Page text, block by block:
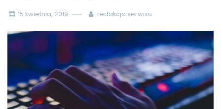
15 kwietnia, 2019 redakcja serwisu